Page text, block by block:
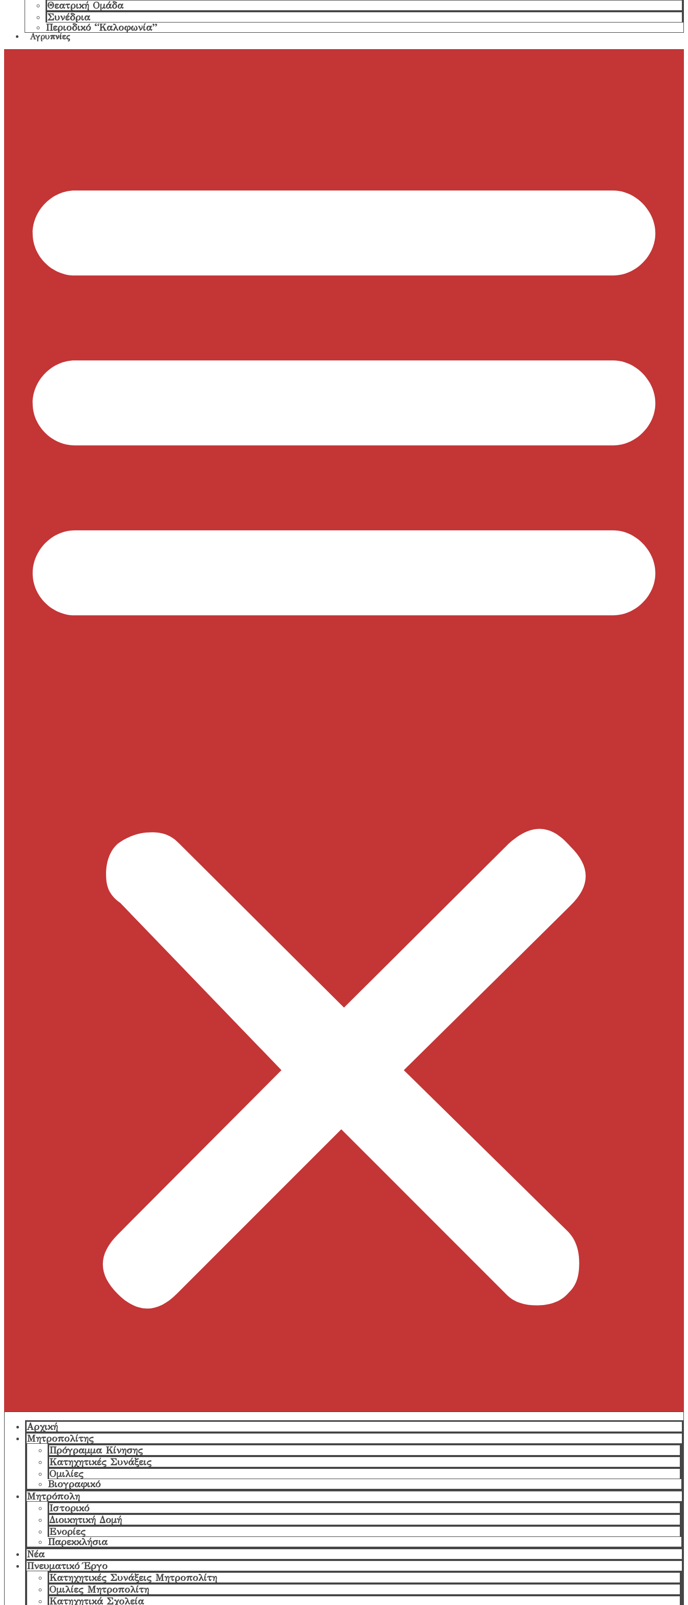
Θεατρική Ομάδα
Συνέδρια
Περιοδικό “Καλοφωνία”
Αγρυπνίες
Αρχική
Μητροπολίτης
Πρόγραμμα Κίνησης
Κατηχητικές Συνάξεις
Ομιλίες
Βιογραφικό
Μητρόπολη
Ιστορικό
Διοικητική Δομή
Ενορίες
Παρεκκλήσια
Νέα
Πνευματικό Έργο
Κατηχητικές Συνάξεις Μητροπολίτη
Ομιλίες Μητροπολίτη
Κατηχητικά Σχολεία